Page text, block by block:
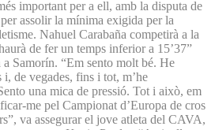
important per a ell, amb la disputa de
assolir la mínima exigida per la
Nahuel Carabaña competirà a la
de fer un temps inferior a 15’37”
Samorín. “Em sento molt bé. He
i, de vegades, fins i tot, m’he
una mica de pressió. Tot i això, em
me pel Campionat d’Europa de cros
va assegurar el jove atleta del CAVA,